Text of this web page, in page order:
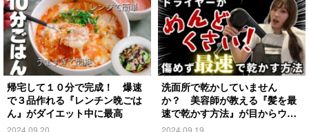
帰宅して１０分で完成！ 爆速
で３品作れる『レンチン晩ごは
ん』がダイエット中に最高
洗面所で乾かしていません
か？ 美容師が教える『髪を最
速で乾かす方法』が目からウロ
コ